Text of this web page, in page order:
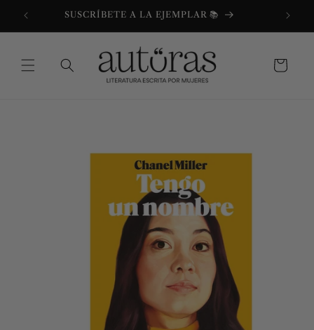
directamenteSUSCRÍBETE A LA EJEMPLAR 📚
Carrito